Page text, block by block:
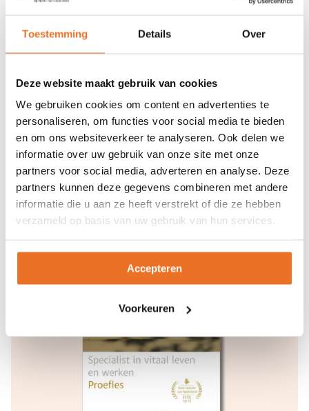
Toestemming Details Over
Deze website maakt gebruik van cookies
We gebruiken cookies om content en advertenties te
personaliseren, om functies voor social media te bieden
en om ons websiteverkeer te analyseren. Ook delen we
informatie over uw gebruik van onze site met onze
partners voor social media, adverteren en analyse. Deze
partners kunnen deze gegevens combineren met andere
informatie die u aan ze heeft verstrekt of die ze hebben
verzameld op basis van uw gebruik van hun services.
Accepteren
Voorkeuren
dingen tegenkomen. Wandelend coachen
vraagt daarom wel wat improvisatie. Dat is
probleem en als je de wandeling van te voren
zelf al loopt kun je die onverwachte dingen
ook weer wat beperken.
Wil jij kennis en vaardigheden leren om als
cliënten te begeleiden met de meest
uiteenlopende vragen over vitaliteit? Neem
dan eens een kijkje bij onze opleidingen.